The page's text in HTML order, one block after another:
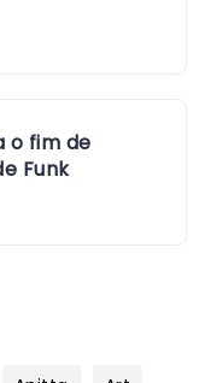
o fim de
Funk